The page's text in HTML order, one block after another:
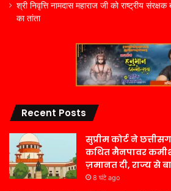
श्री निवृत्ति नामदास महाराज जी को राष्ट्रीय
का तांता
Recent Posts
सुप्रीम कोर्ट ने
कथित मैनपावर
ज़मानत दी, राज्य से
8 घंटे ago